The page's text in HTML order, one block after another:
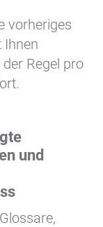
vorheriges
Ihnen
Regel pro
und